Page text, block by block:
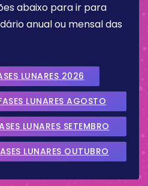
abaixo para ir para
anual ou mensal das
LUNARES 2026
LUNARES AGOSTO
2026LUNARES SETEMBRO
2026LUNARES OUTUBRO